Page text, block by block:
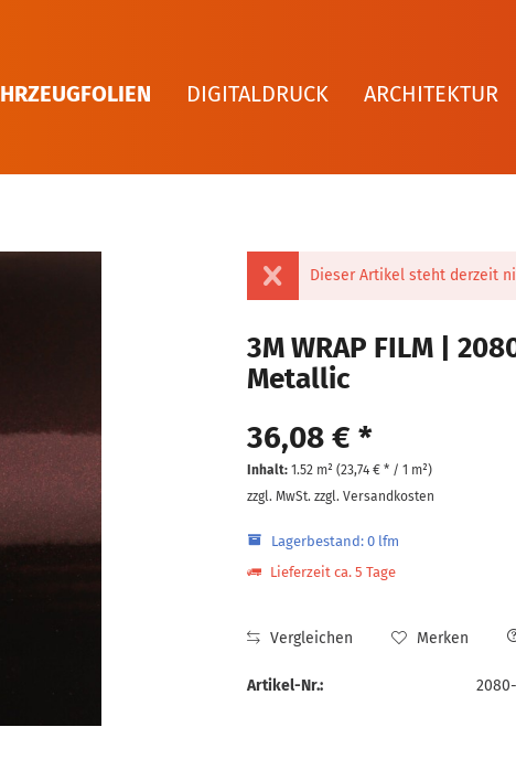
DIGITALDRUCK ARCHITEKTUR
Dieser Artikel steht derzeit
3M WRAP FILM |
Metallic
36,08 € *
Inhalt: 1.52 m² (23,74 €* / 1 m²)
zzgl. MwSt. zzgl. Versandkosten
Lagerbestand: 0 lfm
Lieferzeit ca. 5 Tage
Vergleichen Merken
Artikel-Nr.: